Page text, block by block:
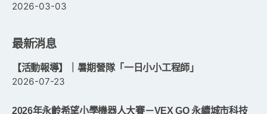
2026-03-03
最新消息
【活動報導】｜暑期營隊「一日小小工程師」
2026-07-23
2026年永齡希望小學機器人大賽－VEX GO 永續城市科技